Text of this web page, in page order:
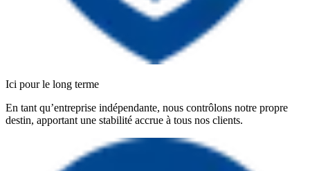
Ici pour le long terme
En tant qu’entreprise indépendante, nous contrôlons notre propre
destin, apportant une stabilité accrue à tous nos clients.